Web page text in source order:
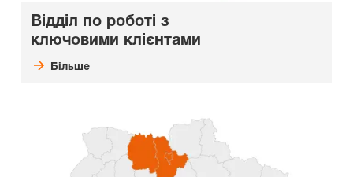
Відділ по роботі з
ключовими клієнтами
Більше